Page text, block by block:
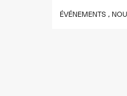
ÉVÉNEMENTS ,